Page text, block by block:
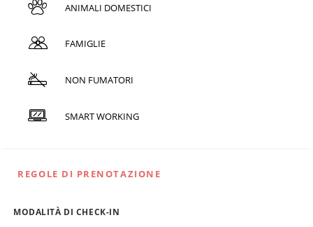
ANIMALI DOMESTICI
FAMIGLIE
NON FUMATORI
SMART WORKING
REGOLE DI PRENOTAZIONE
MODALITÀ DI CHECK-IN